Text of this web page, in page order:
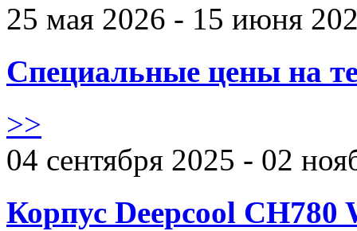
25 мая 2026 - 15 июня
Специальные цены на
>>
04 сентября 2025 - 02
Корпус Deepcool CH780